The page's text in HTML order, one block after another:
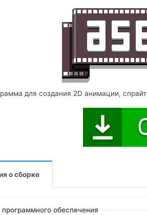
для создания 2D анимации,
о сборке
обеспечения